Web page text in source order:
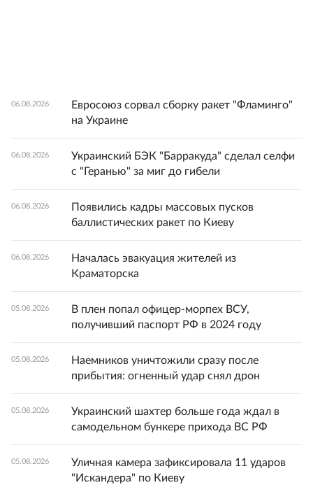
06.08.2026
Евросоюз сорвал сборку ракет "Фламинго"
на Украине
06.08.2026
Украинский БЭК "Барракуда" сделал селфи
с "Геранью" за миг до гибели
06.08.2026
Появились кадры массовых пусков
баллистических ракет по Киеву
06.08.2026
Началась эвакуация жителей из
Краматорска
05.08.2026
В плен попал офицер-морпех ВСУ,
получивший паспорт РФ в 2024 году
05.08.2026
Наемников уничтожили сразу после
прибытия: огненный удар снял дрон
05.08.2026
Украинский шахтер больше года ждал в
самодельном бункере прихода ВС РФ
05.08.2026
Уличная камера зафиксировала 11 ударов
"Искандера" по Киеву